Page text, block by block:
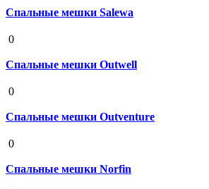
Спальные мешки Salewa
0
Спальные мешки Outwell
0
Спальные мешки Outventure
0
Спальные мешки Norfin